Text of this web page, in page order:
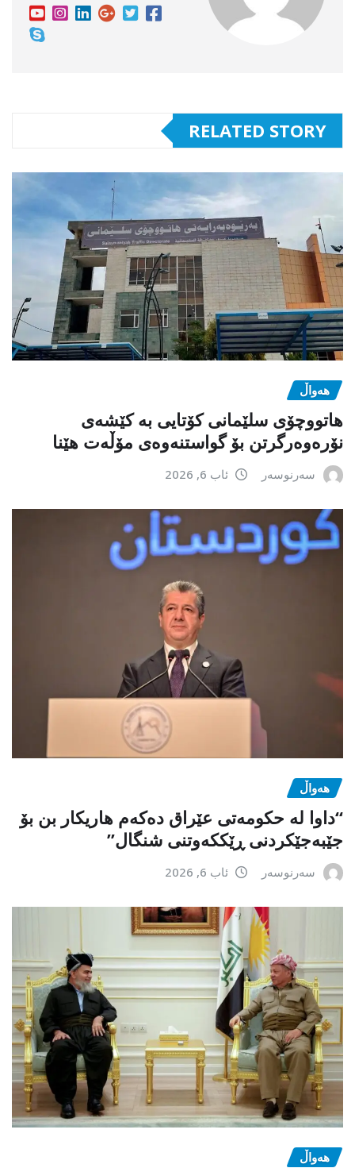
RELATED STORY
هەواڵ
هاتووچۆی سلێمانی کۆتایی بە کێشەی
نۆرەوەرگرتن بۆ گواستنەوەی مۆڵەت هێنا
سەرنوسەر ئاب 6, 2026
هەواڵ
“داوا لە حكومەتی عێراق دەكەم هاریكار بن بۆ
جێبەجێكردنی ڕێككەوتنی شنگال”
سەرنوسەر ئاب 6, 2026
هەواڵ